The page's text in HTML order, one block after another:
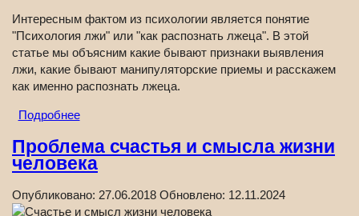
Интересным фактом из психологии является понятие
"Психология лжи" или "как распознать лжеца". В этой
статье мы объясним какие бывают признаки выявления
лжи, какие бывают манипуляторские приемы и расскажем
как именно распознать лжеца.
Подробнее
Проблема счастья и смысла жизни
человека
Опубликовано: 27.06.2018 Обновлено: 12.11.2024